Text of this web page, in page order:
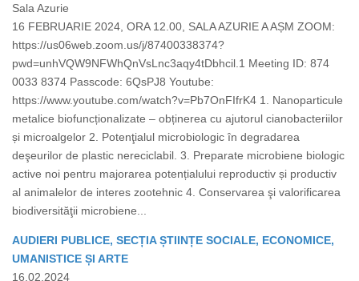
Sala Azurie
16 FEBRUARIE 2024, ORA 12.00, SALA AZURIE A AȘM ZOOM:
https://us06web.zoom.us/j/87400338374?
pwd=unhVQW9NFWhQnVsLnc3aqy4tDbhcil.1 Meeting ID: 874
0033 8374 Passcode: 6QsPJ8 Youtube:
https://www.youtube.com/watch?v=Pb7OnFIfrK4 1. Nanoparticule
metalice biofuncționalizate – obținerea cu ajutorul cianobacteriilor
și microalgelor 2. Potenţialul microbiologic în degradarea
deşeurilor de plastic nereciclabil. 3. Preparate microbiene biologic
active noi pentru majorarea potențialului reproductiv și productiv
al animalelor de interes zootehnic 4. Conservarea şi valorificarea
biodiversităţii microbiene...
AUDIERI PUBLICE, SECȚIA ȘTIINȚE SOCIALE, ECONOMICE,
UMANISTICE ȘI ARTE
16.02.2024